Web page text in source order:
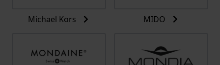
Michael Kors MIDO